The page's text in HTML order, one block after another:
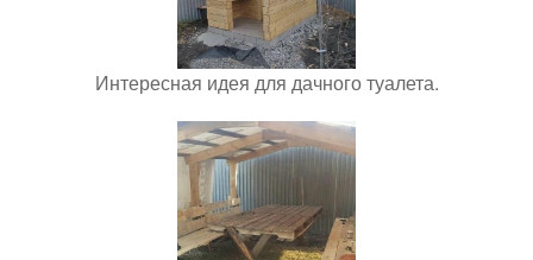
Интересная идея для дачного туалета.